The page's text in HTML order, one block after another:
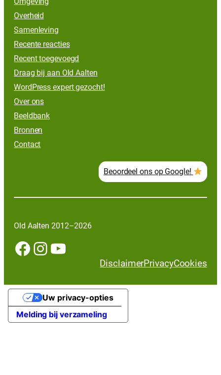
Overheid
Samenleving
Recente reacties
Recent toegevoegd
Draag bij aan Old Aalten
WordPress expert gezocht!
Over ons
Beeldbank
Bronnen
Contact
Beoordeel ons op Google!
Old Aalten 2012–2026
Facebook InstagramYouTube
DisclaimerPrivacyCookies
Melding bij verzameling
Uw privacy-opties